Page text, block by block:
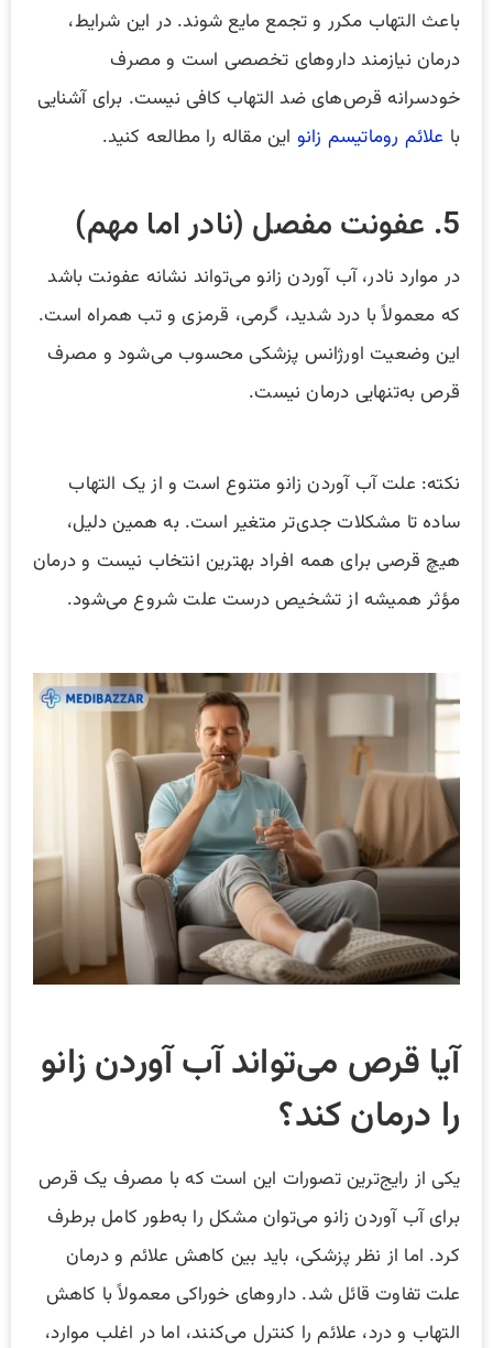
باعث التهاب مکرر و تجمع مایع شوند. در این شرایط،
درمان نیازمند داروهای تخصصی است و مصرف
خودسرانه قرص‌های ضد التهاب کافی نیست. برای آشنایی
با علائم روماتیسم زانو این مقاله را مطالعه کنید.
5. عفونت مفصل (نادر اما مهم)
در موارد نادر، آب آوردن زانو می‌تواند نشانه عفونت باشد
که معمولاً با درد شدید، گرمی، قرمزی و تب همراه است.
این وضعیت اورژانس پزشکی محسوب می‌شود و مصرف
قرص به‌تنهایی درمان نیست.
نکته: علت آب آوردن زانو متنوع است و از یک التهاب
ساده تا مشکلات جدی‌تر متغیر است. به همین دلیل،
هیچ قرصی برای همه افراد بهترین انتخاب نیست و درمان
مؤثر همیشه از تشخیص درست علت شروع می‌شود.
آیا قرص می‌تواند آب آوردن زانو
را درمان کند؟
یکی از رایج‌ترین تصورات این است که با مصرف یک قرص
برای آب آوردن زانو می‌توان مشکل را به‌طور کامل برطرف
کرد. اما از نظر پزشکی، باید بین کاهش علائم و درمان
علت تفاوت قائل شد. داروهای خوراکی معمولاً با کاهش
التهاب و درد، علائم را کنترل می‌کنند، اما در اغلب موارد،